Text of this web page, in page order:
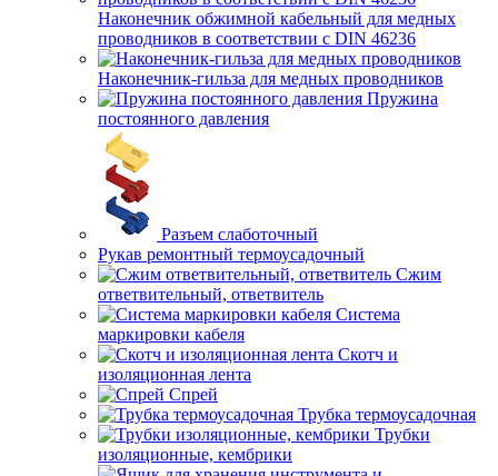
Наконечник обжимной кабельный для медных
проводников в соответствии с DIN 46236
Наконечник-гильза для медных проводников
Пружина
постоянного давления
Разъем слаботочный
Рукав ремонтный термоусадочный
Сжим
ответвительный, ответвитель
Система
маркировки кабеля
Скотч и
изоляционная лента
Спрей
Трубка термоусадочная
Трубки
изоляционные, кембрики